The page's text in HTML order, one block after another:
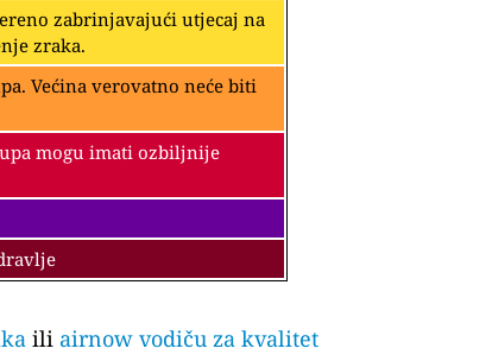
zabrinjavajući utjecaj na
zraka.
Većina verovatno neće biti
mogu imati ozbiljnije
ili airnow vodiču za kvalitet